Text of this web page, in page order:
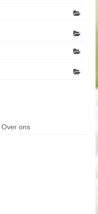
Over ons